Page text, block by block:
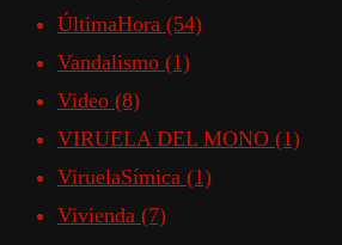
ÚltimaHora (54)
Vandalismo (1)
Video (8)
VIRUELA DEL MONO (1)
ViruelaSímica (1)
Vivienda (7)